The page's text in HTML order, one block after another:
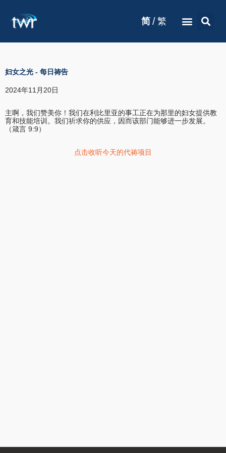
简 / 繁
妇女之光 - 每日祷告
2024年11月20日
主啊，我们赞美你！我们在利比里亚的事工正在为那里的妇女提供教
育和技能培训。我们祈求你的供应，因而该部门能够进一步发展。
（箴言 9:9）
点击收听今天的代祷项目